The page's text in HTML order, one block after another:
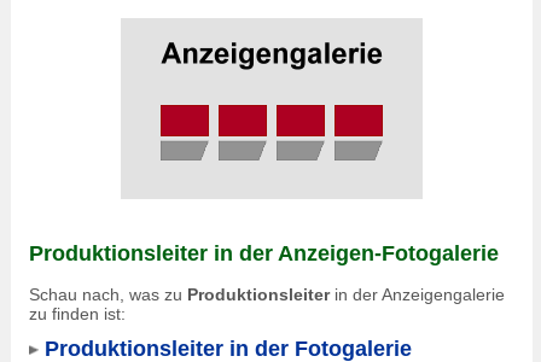
Produktionsleiter in der Anzeigen-Fotogalerie
Schau nach, was zu Produktionsleiterin der Anzeigengalerie
zu finden ist:
Produktionsleiter in der Fotogalerie